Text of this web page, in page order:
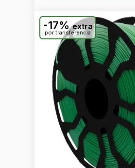
-17%extra
por transferencia